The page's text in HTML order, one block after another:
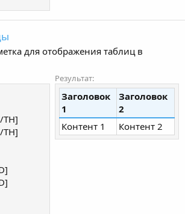
для отображения таблиц в
TH]
TH]
Результат:
Заголовок
1
Заголовок
2
Контент 1
Контент 2